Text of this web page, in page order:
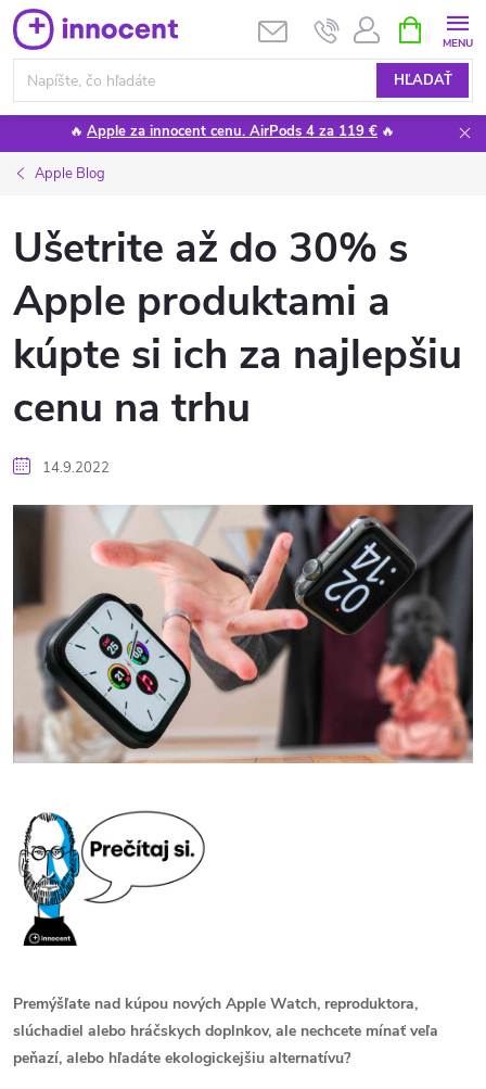
Prejsť
na
obsah
HĽADAŤ
KOŠÍK
🔥 Apple za innocent cenu. AirPods 4 za 119 € 🔥
Apple Blog
Ušetrite až do 30% s
Apple produktami a
kúpte si ich za najlepšiu
cenu na trhu
14.9.2022
Premýšľate nad kúpou nových Apple Watch, reproduktora,
slúchadiel alebo hráčskych doplnkov, ale nechcete mínať veľa
peňazí, alebo hľadáte ekologickejšiu alternatívu?